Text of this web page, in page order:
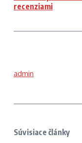
recenziami
admin
Súvisiace články